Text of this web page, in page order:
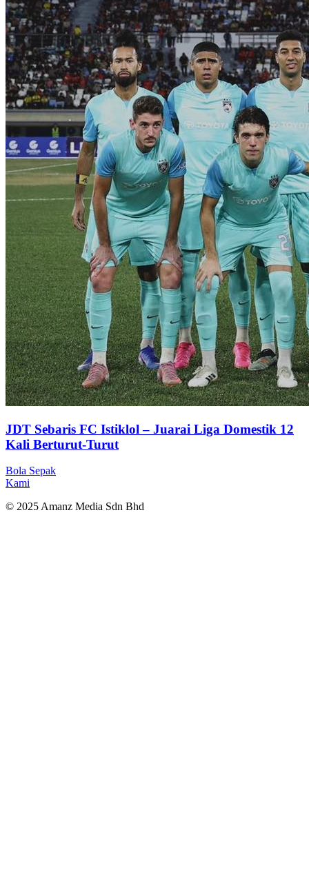
JDT Sebaris FC Istiklol – Juarai Liga Domestik 12
Kali Berturut-Turut
Bola Sepak
Kami
© 2025 Amanz Media Sdn Bhd